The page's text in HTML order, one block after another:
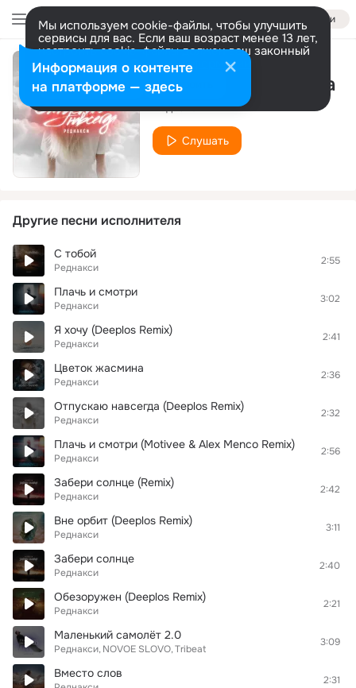
Войти
Мы используем cookie-файлы, чтобы улучшить
сервисы для вас. Если ваш возраст менее 13 лет,
настроить cookie-файлы должен ваш законный
представитель. Больше информации
Разрешить все Настроить
Отпускаю навсегда
Реднакси
Слушать
Другие песни исполнителя
С тобой
Реднакси
2:55
Плачь и смотри
Реднакси
3:02
Я хочу (Deeplos Remix)
Реднакси
2:41
Цветок жасмина
Реднакси
2:36
Отпускаю навсегда (Deeplos Remix)
Реднакси
2:32
Плачь и смотри (Motivee & Alex Menco Remix)
Реднакси
2:56
Забери солнце (Remix)
Реднакси
2:42
Вне орбит (Deeplos Remix)
Реднакси
3:11
Забери солнце
Реднакси
2:40
Обезоружен (Deeplos Remix)
Реднакси
2:21
Маленький самолёт 2.0
Реднакси NOVOE SLOVO Tribeat
3:09
Вместо слов 2:31
Информация о контенте
на платформе — здесь